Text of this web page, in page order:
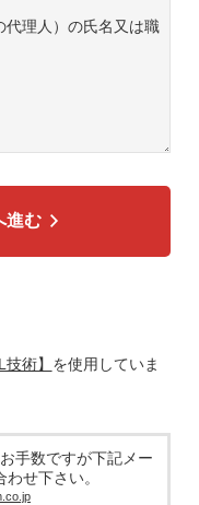
代理人）の氏名又は職
などのために、氏
ィ対策を施した上
する場合がありま
ビス提供事業者のプ
ます。
情報を適切に保護で
条件として委託先を
と締結し、お客様の
進む
技術】 を使用していま
手数ですが下記メー
せ下さい。